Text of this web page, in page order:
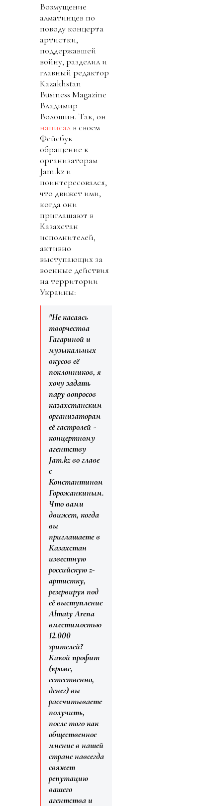
Возмущение
алматинцев по
поводу концерта
артистки,
поддержавшей
войну, разделил и
главный редактор
Kazakhstan
Business Magazine
Владимир
Волошин. Так, он
написал в своем
Фейсбук
обращение к
организаторам
Jam.kz и
поинтересовался,
что движет ими,
когда они
приглашают в
Казахстан
исполнителей,
активно
выступающих за
военные действия
на территории
Украины:
"Не касаясь
творчества
Гагариной и
музыкальных
вкусов её
поклонников, я
хочу задать
пару вопросов
казахстанским
организаторам
её гастролей -
концертному
агентству
Jam.kz во главе
с
Константином
Горожанкиным.
Что вами
движет, когда
вы
приглашаете в
Казахстан
известную
российскую z-
артистку,
резервируя под
её выступление
Almaty Arena
вместимостью
12.000
зрителей?
Какой профит
(кроме,
естественно,
денег) вы
рассчитываете
получить,
после того как
общественное
мнение в нашей
стране навсегда
свяжет
репутацию
вашего
агентства и